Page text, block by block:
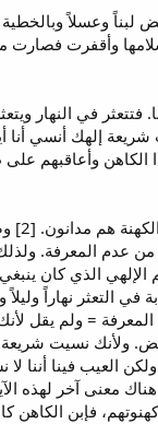
لبناً وعسلاً
وأقفرت
كاهنا. فتتعثر في
إلهك أنسي أنا
وأعاقبهم على
لا
من عدم المعرفة.
الذي كان ينبغي
في التعثر نهاراً
= ولم يقل
ولأنك نسيت
ولكن العيب فينا
هناك معنى آخر
فإبن الكاهن